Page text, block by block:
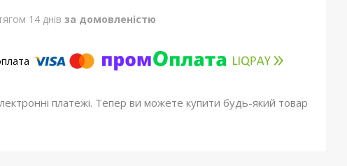
14 днів за домовленістю
платежі. Тепер ви можете купити будь-який товар